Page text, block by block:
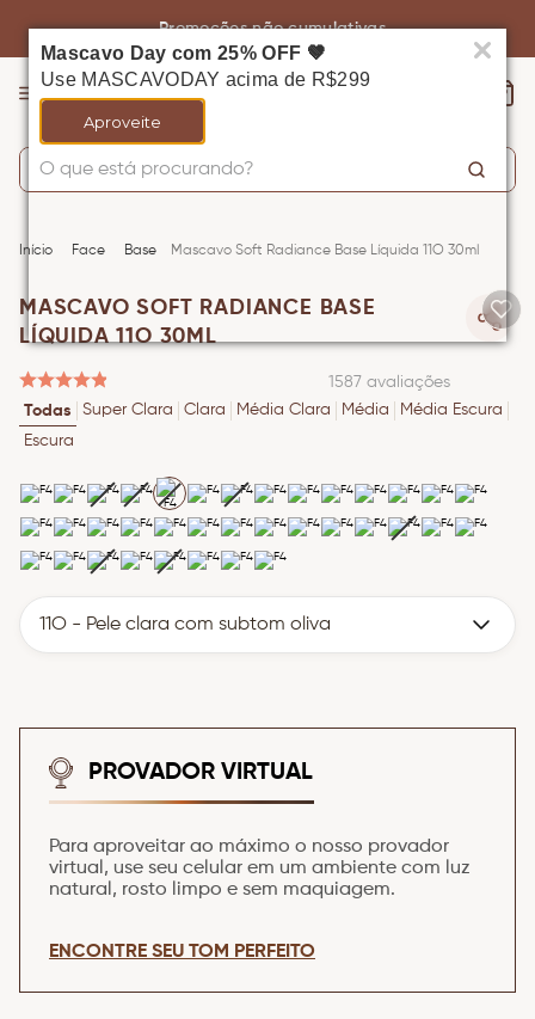
Mascavo Day com 25% OFF 🤎
Use MASCAVODAY acima de R$299
Aproveite
Promoções não cumulativas
O que está procurando?
Face Base Mascavo Soft Radiance Base Líquida 11O 30ml
MASCAVO SOFT RADIANCE BASE
LÍQUIDA 11O 30ML
1587 avaliações
Todas
Super Clara Clara Média Clara Média
Média Escura
Escura
11O - Pele clara com subtom oliva
PROVADOR VIRTUAL
Para aproveitar ao máximo o nosso provador
virtual, use seu celular em um ambiente com luz
natural, rosto limpo e sem maquiagem.
ENCONTRE SEU TOM PERFEITO
1º
base
contorno
5º
blush
7º
bronzer
8
esponja
10 º paleta